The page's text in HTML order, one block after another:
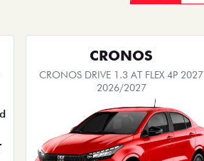
CRONOS
CRONOS DRIVE 1.3 AT FLEX 4P 2027
2026/2027